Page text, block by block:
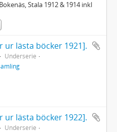
Stala 1912 & 1914 inkl
ur lästa böcker 1921].
Underserie
ur lästa böcker 1922].
Underserie